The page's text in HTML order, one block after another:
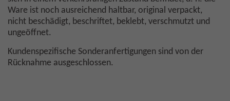
Ware ist noch ausreichend haltbar, original verpackt,
nicht beschädigt, beschriftet, beklebt, verschmutzt und
ungeöffnet.
Kundenspezifische Sonderanfertigungen sind von der
Rücknahme ausgeschlossen.